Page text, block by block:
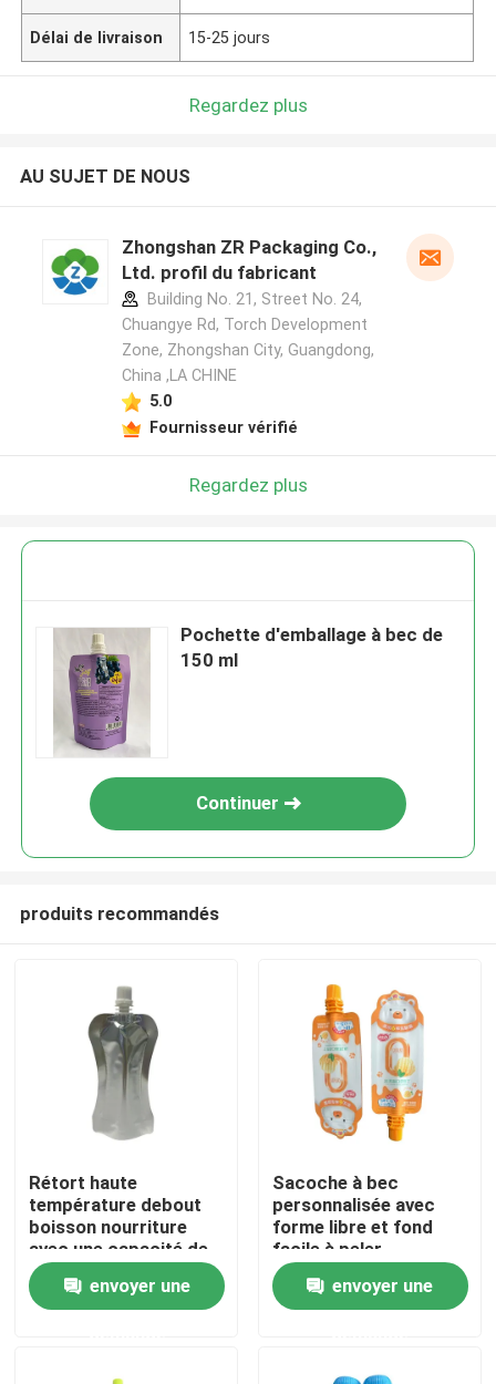
Maison
Produits
Au sujet de nous
Délai de livraison 15-25 jours
Regardez plus
AU SUJET DE NOUS
Zhongshan ZR Packaging Co.,
Ltd. profil du fabricant
Building No. 21, Street No. 24,
Chuangye Rd, Torch Development
Zone, Zhongshan City, Guangdong,
China ,LA CHINE
5.0
Fournisseur vérifié
Regardez plus
Pochette d'emballage à bec de
150 ml
Continuer
produits recommandés
Rétort haute
température debout
boisson nourriture
avec une capacité de
30G-1KG personnalisé
envoyer une
Sacoche à bec
personnalisée avec
forme libre et fond
facile à peler
envoyer une